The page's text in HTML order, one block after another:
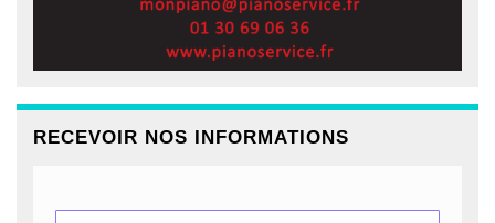
RECEVOIR NOS INFORMATIONS